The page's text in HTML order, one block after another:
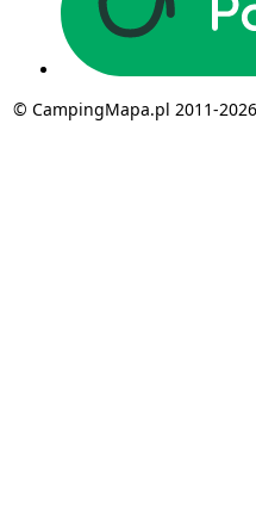
© CampingMapa.pl 2011-